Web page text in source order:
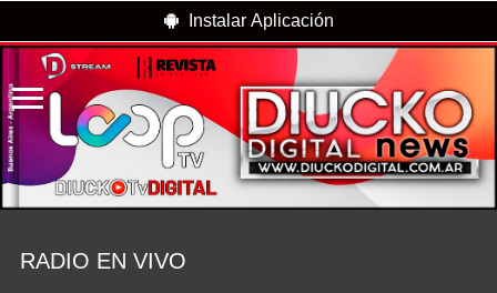
Instalar Aplicación
RADIO EN VIVO